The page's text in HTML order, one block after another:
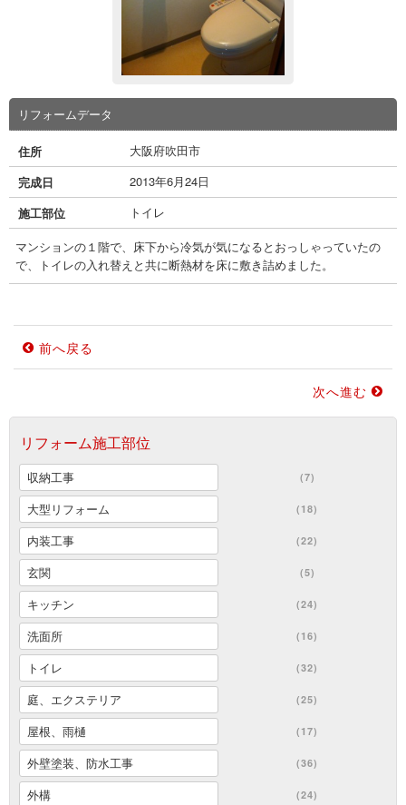
リフォームデータ
住所
大阪府吹田市
完成日
2013年6月24日
施工部位
トイレ
マンションの１階で、床下から冷気が気になるとおっしゃっていたの
で、トイレの入れ替えと共に断熱材を床に敷き詰めました。
前へ戻る
次へ進む
リフォーム施工部位
収納工事 (7)
大型リフォーム (18)
内装工事 (22)
玄関 (5)
キッチン (24)
洗面所 (16)
トイレ (32)
庭、エクステリア (25)
屋根、雨樋 (17)
外壁塗装、防水工事 (36)
外構 (24)